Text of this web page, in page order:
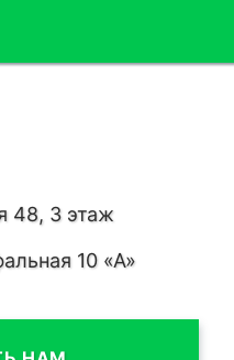
48, 3 этаж
10 «А»